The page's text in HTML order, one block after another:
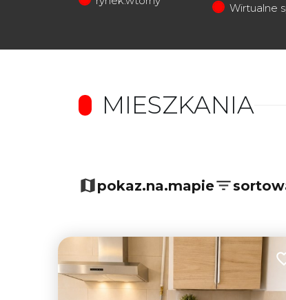
Wirtualne
MIESZKANIA
pokaz.na.mapie